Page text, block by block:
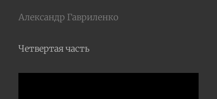
Александр Гавриленко
Четвертая часть